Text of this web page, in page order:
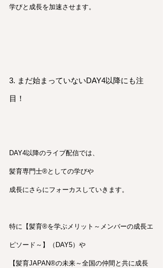
学びと成長を加速させます。
3. まだ始まっていないDAY4以降にも注
目！
DAY4以降のライブ配信では、
髪育専門士®︎としての学びや
成長にさらにフォーカスしていきます。
特に【髪育®︎を学ぶメリット～メンバーの成長エ
ピソード～】（DAY5）や
【髪育JAPAN®︎の未来～全国の仲間と共に成長